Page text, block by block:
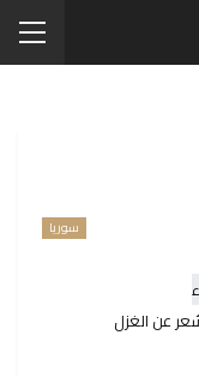
سوريا
عن الغزل